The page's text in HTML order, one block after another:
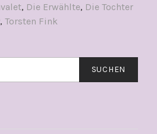
, Die Erwählte, Die Tochter
, Torsten Fink